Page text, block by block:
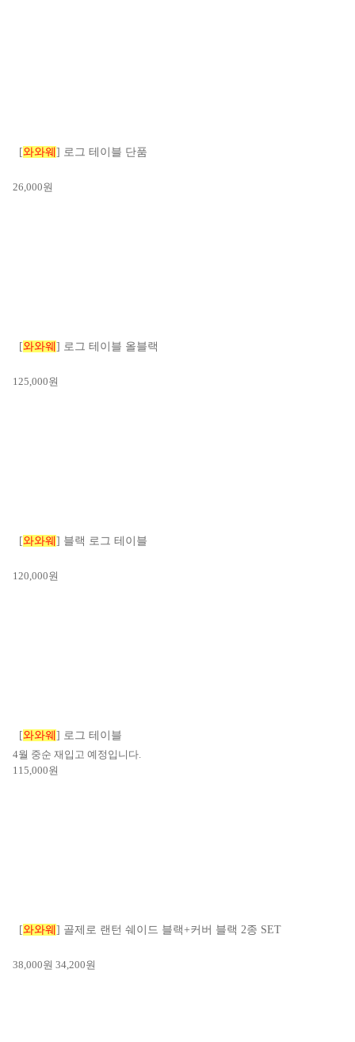
[와와웨 ] 로그 테이블 단품
26,000원
[와와웨 ] 로그 테이블 올블랙
125,000원
[와와웨 ] 블랙 로그 테이블
120,000원
[와와웨 ] 로그 테이블
4월 중순 재입고 예정입니다.
115,000원
[와와웨 ] 골제로 랜턴 쉐이드 블랙+커버 블랙 2종 SET
38,000원 34,200원